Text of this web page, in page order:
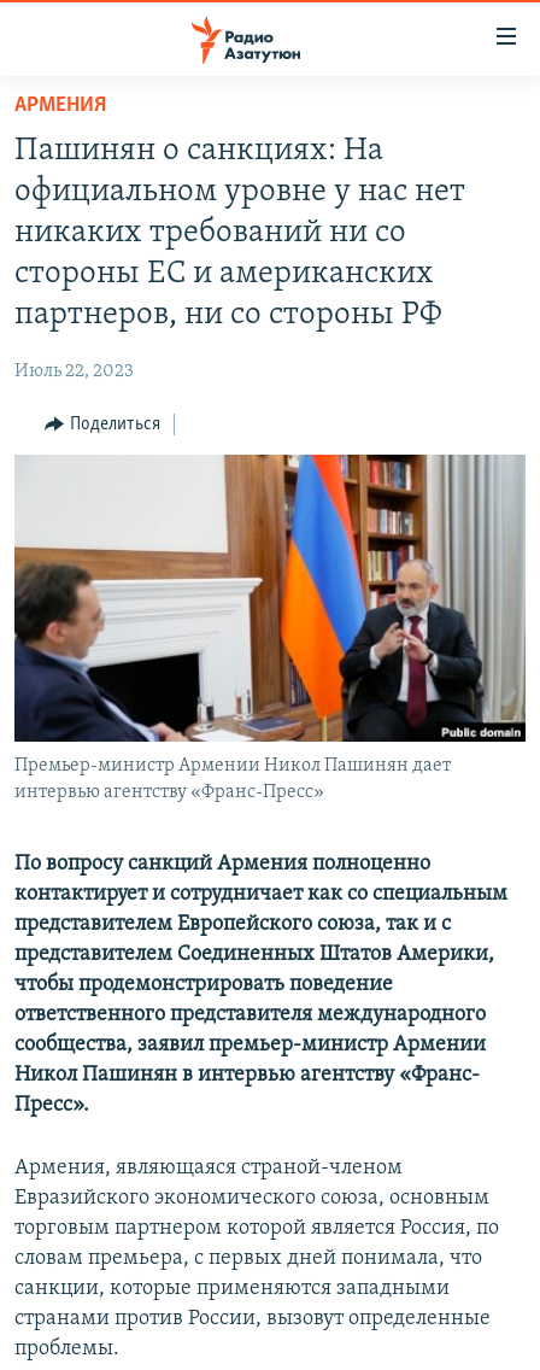
Перейти
основному
содержанию
Перейти
основной
навигации
Перейти
НОВОСТИ
ПОЛИТИКА
ЭКОНОМИКА
КУЛЬТУРА
Հայերեն
English
Русский
Все сайты Радио Азатутюн
АРМЕНИЯ
Пашинян о санкциях: На
официальном уровне у нас нет
никаких требований ни со
стороны ЕС и американских
партнеров, ни со стороны РФ
Июль 22, 2023
Поделиться
Премьер-министр Армении Никол Пашинян дает
интервью агентству «Франс-Пресс»
По вопросу санкций Армения полноценно
контактирует и сотрудничает как со специальным
представителем Европейского союза, так и с
представителем Соединенных Штатов Америки,
чтобы продемонстрировать поведение
ответственного представителя международного
сообщества, заявил премьер-министр Армении
Никол Пашинян в интервью агентству «Франс-
Пресс».
Армения, являющаяся страной-членом
Евразийского экономического союза, основным
торговым партнером которой является Россия, по
словам премьера, с первых дней понимала, что
санкции, которые применяются западными
странами против России, вызовут определенные
проблемы.